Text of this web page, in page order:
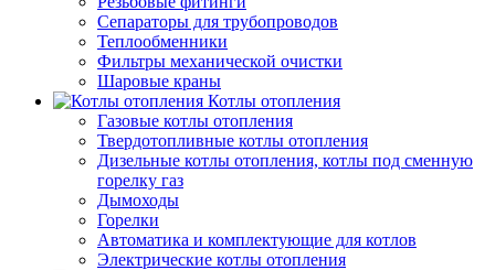
Сепараторы для трубопроводов
Теплообменники
Фильтры механической очистки
Шаровые краны
Котлы отопления
Газовые котлы отопления
Твердотопливные котлы отопления
Дизельные котлы отопления, котлы под сменную
горелку газ
Дымоходы
Горелки
Автоматика и комплектующие для котлов
Электрические котлы отопления